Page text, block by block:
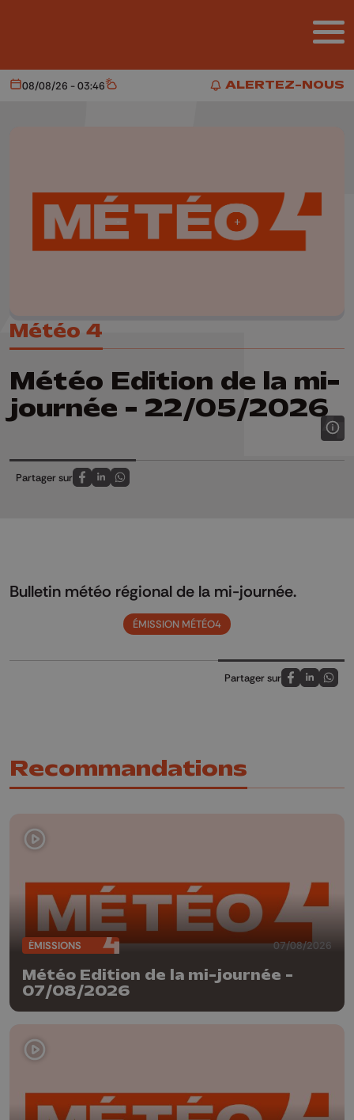
ALERTEZ-NOUS
ALERTEZ-NOUS
Aujourd'hui
08/08/26 - 03:46 Météo
Météo 4
Météo Edition de la mi-
journée - 22/05/2026
Partager sur
Partagez sur FaceBook
Partagez sur LinkedIn
Partagez sur Whatsapp
Bulletin météo régional de la mi-journée.
ÉMISSION MÉTÉO4
Partager sur
Partagez sur
Partagez
Recommandations
ÉMISSIONS 07/08/2026
Météo Edition de la mi-journée -
07/08/2026